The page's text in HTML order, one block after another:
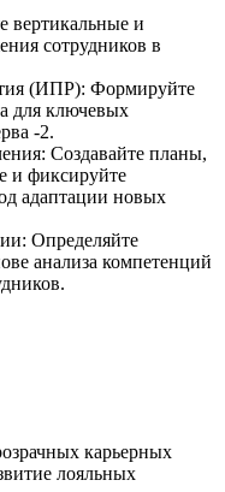
вертикальные и
сотрудников в
(ИПР): Формируйте
для ключевых
-2.
Создавайте планы,
и фиксируйте
адаптации новых
Определяйте
анализа компетенций
карьерных
лояльных